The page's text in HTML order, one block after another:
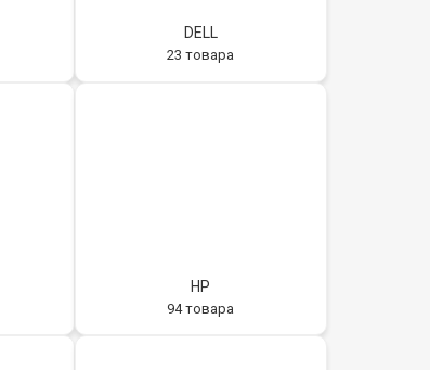
DELL
23 товара
HP
94 товара